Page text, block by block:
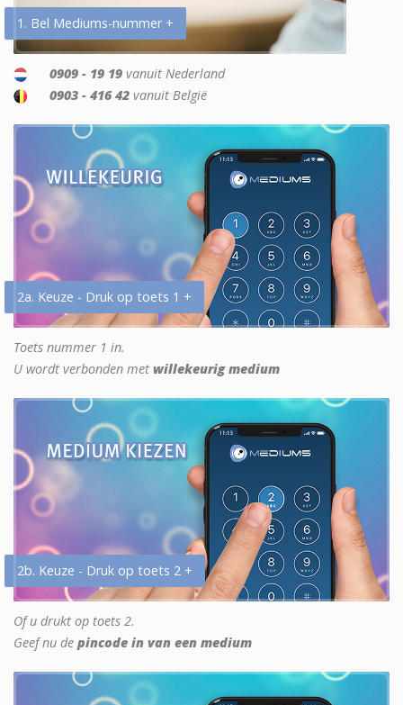
1. Bel Mediums-nummer +
0909 - 19 19 vanuit Nederland
0903 - 416 42 vanuit België
2a. Keuze - Druk op toets 1 +
Toets nummer 1 in.
U wordt verbonden met willekeurig medium
2b. Keuze - Druk op toets 2 +
Of u drukt op toets 2.
Geef nu de pincode in van een medium